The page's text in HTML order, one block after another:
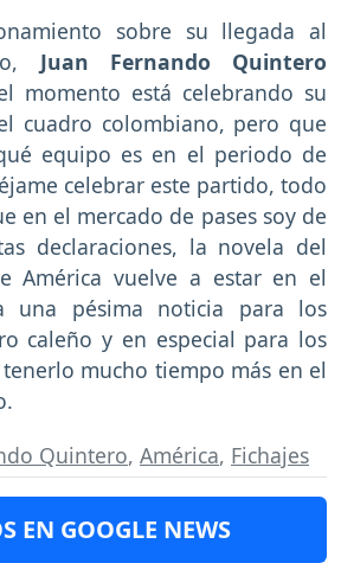
sobre su llegada al
Juan Fernando Quintero
momento está celebrando su
cuadro colombiano, pero que
equipo es en el periodo de
celebrar este partido, todo
en el mercado de pases soy de
declaraciones, la novela del
América vuelve a estar en el
una pésima noticia para los
caleño y en especial para los
mucho tiempo más en el
Quintero, América, Fichajes
EN GOOGLE NEWS